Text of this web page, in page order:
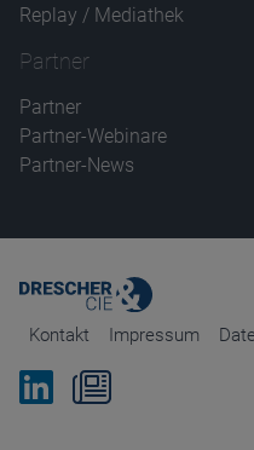
Replay / Mediathek
Partner
Partner
Partner-Webinare
Partner-News
Kontakt Impressum
Bei Linkedin folgen
Zum Newsletter